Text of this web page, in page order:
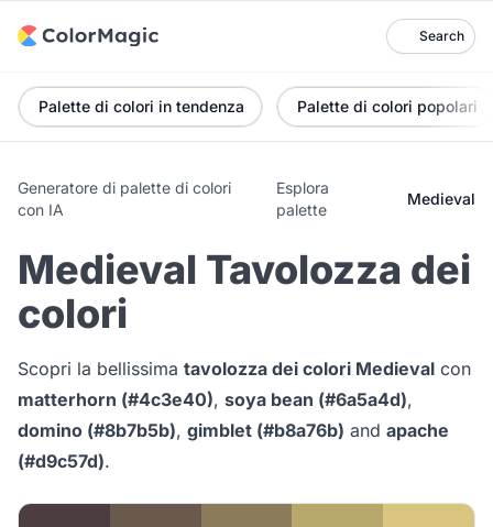
Search
Palette di colori in tendenza Palette di colori popolari
Generatore di palette di colori
con IA
Esplora
palette
Medieval
Medieval Tavolozza dei
colori
Scopri la bellissima tavolozza dei colori Medieval con
matterhorn (#4c3e40), soya bean (#6a5a4d),
domino (#8b7b5b), gimblet (#b8a76b) and apache
(#d9c57d).